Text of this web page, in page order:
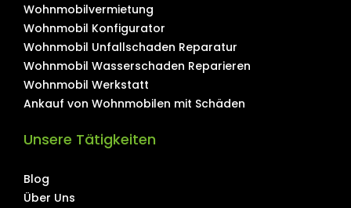
Wohnmobilvermietung
Wohnmobil Konfigurator
Wohnmobil Unfallschaden Reparatur
Wohnmobil Wasserschaden Reparieren
Wohnmobil Werkstatt
Ankauf von Wohnmobilen mit Schäden
Unsere Tätigkeiten
Blog
Über Uns